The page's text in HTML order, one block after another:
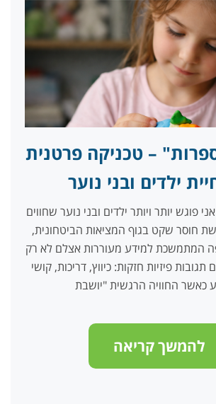
– טכניקה פרטנית
ילדים ובני נוער
פוגש יותר ויותר ילדים ובני נוער שחווים
חוסר שקט בגוף המציאות הביטחונית,
המתמשכת למידע מעוררות אצלם לא רק
פיזיות חזקות: כיווץ, דריכות, קושי
כאשר החוויה הרגשית "יושבת
להמשך קריאה